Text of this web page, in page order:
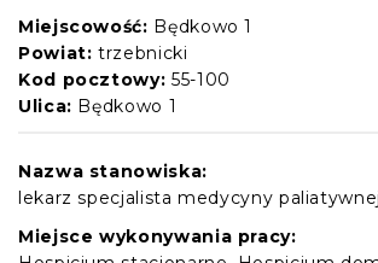
Miejscowość: Będkowo 1
Powiat: trzebnicki
Kod pocztowy: 55-100
Ulica: Będkowo 1
Nazwa stanowiska:
lekarz specjalista medycyny paliatywnej
Miejsce wykonywania pracy: